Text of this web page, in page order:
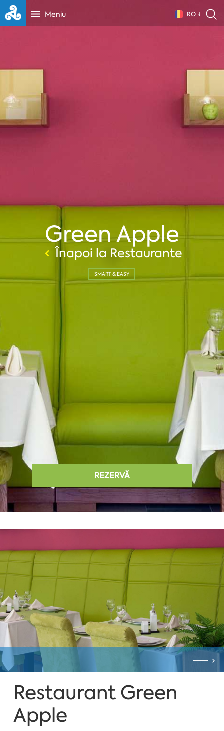
Meniu RO
Green Apple
Înapoi la Restaurante
SMART & EASY
REZERVĂ
Restaurant Green
Apple